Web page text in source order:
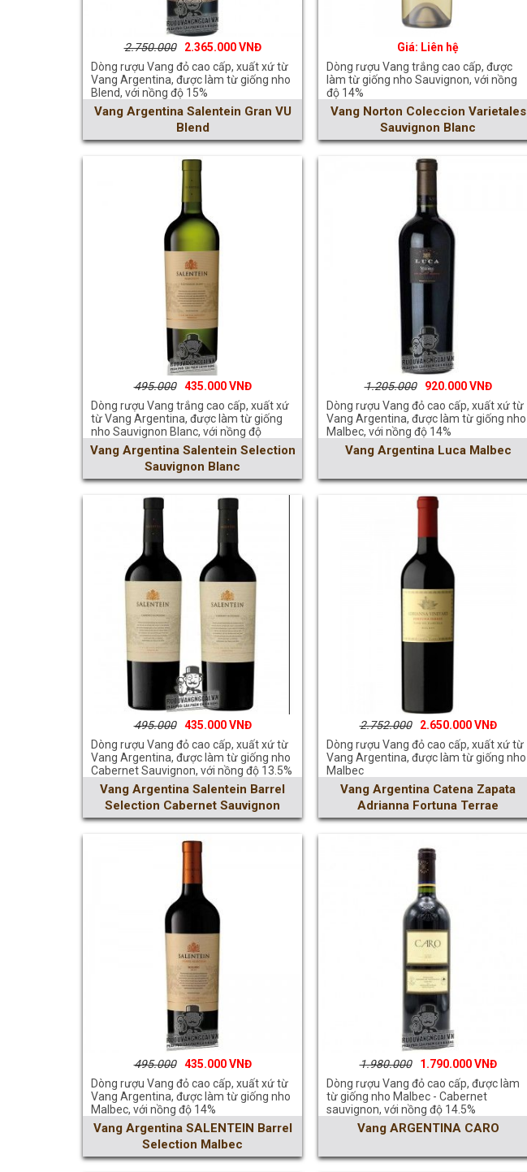
2.750.000
2.365.000
Dòng rượu Vang đỏ cao cấp, xuất xứ từ
Vang Argentina, được làm từ giống nho
Blend, với nồng độ 15%
Vang Argentina Salentein Gran VU
Blend
Liên hệ
Dòng rượu Vang trắng cao cấp, được
làm từ giống nho Sauvignon, với nồng
độ 14%
Vang Norton Coleccion Varietales
Sauvignon Blanc
495.000
435.000
Dòng rượu Vang trắng cao cấp, xuất xứ
từ Vang Argentina, được làm từ giống
nho Sauvignon Blanc, với nồng độ
12.5%
Vang Argentina Salentein Selection
Sauvignon Blanc
1.205.000
920.000
Dòng rượu Vang đỏ cao cấp, xuất xứ từ
Vang Argentina, được làm từ giống nho
Malbec, với nồng độ 14%
Vang Argentina Luca Malbec
495.000
435.000
Dòng rượu Vang đỏ cao cấp, xuất xứ từ
Vang Argentina, được làm từ giống nho
Cabernet Sauvignon, với nồng độ 13.5%
Vang Argentina Salentein Barrel
Selection Cabernet Sauvignon
2.752.000
2.650.000
Dòng rượu Vang đỏ cao cấp, xuất xứ từ
Vang Argentina, được làm từ giống nho
Malbec
Vang Argentina Catena Zapata
Adrianna Fortuna Terrae
495.000
435.000
Dòng rượu Vang đỏ cao cấp, xuất xứ từ
Vang Argentina, được làm từ giống nho
Malbec, với nồng độ 14%
Vang Argentina SALENTEIN Barrel
Selection Malbec
1.980.000
1.790.000
Dòng rượu Vang đỏ cao cấp, được làm
từ giống nho Malbec - Cabernet
sauvignon, với nồng độ 14.5%
Vang ARGENTINA CARO